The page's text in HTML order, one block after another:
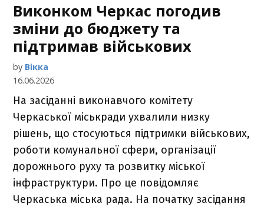
Виконком Черкас погодив
зміни до бюджету та
підтримав військових
by Вікка
16.06.2026
На засіданні виконавчого комітету
Черкаської міськради ухвалили низку
рішень, що стосуються підтримки військових,
роботи комунальної сфери, організації
дорожнього руху та розвитку міської
інфраструктури. Про це повідомляє
Черкаська міська рада. На початку засідання